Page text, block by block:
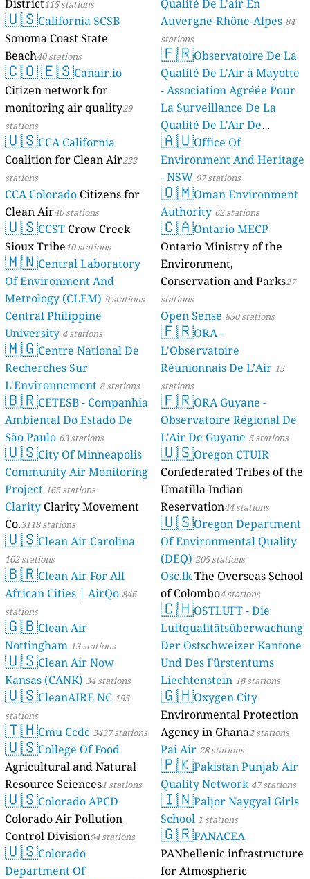
District115 stations
🇺🇸California SCSB
Sonoma Coast State
Beach40 stations
🇨🇴🇪🇸Canair.io
Citizen network for
monitoring air quality29
stations
🇺🇸CCA California
Coalition for Clean Air222
stations
CCA Colorado Citizens for
Clean Air40 stations
🇺🇸CCST Crow Creek
Sioux Tribe10 stations
🇲🇳Central Laboratory
Of Environment And
Metrology (CLEM) 9 stations
Central Philippine
University 4 stations
🇲🇬Centre National De
Recherches Sur
L'Environnement 8 stations
🇧🇷CETESB - Companhia
Ambiental Do Estado De
São Paulo 63 stations
🇺🇸City Of Minneapolis
Community Air Monitoring
Project 165 stations
Clarity Clarity Movement
Co.3118 stations
🇺🇸Clean Air Carolina
102 stations
🇧🇷Clean Air For All
African Cities | AirQo 846
stations
🇬🇧Clean Air
Nottingham 13 stations
🇺🇸Clean Air Now
Kansas (CANK) 34 stations
🇺🇸CleanAIRE NC 195
stations
🇹🇭Cmu Ccdc 3437 stations
🇺🇸College Of Food
Agricultural and Natural
Resource Sciences1 stations
🇺🇸Colorado APCD
Colorado Air Pollution
Control Division94 stations
🇺🇸Colorado
Department Of
Qualité De L'air En
Auvergne-Rhône-Alpes 84
stations
🇫🇷Observatoire De La
Qualité De L'Air à Mayotte
- Association Agréée Pour
La Surveillance De La
Qualité De L'Air De
Mayotte 4 stations
🇦🇺Office Of
Environment And Heritage
- NSW 97 stations
🇴🇲Oman Environment
Authority 62 stations
🇨🇦Ontario MECP
Ontario Ministry of the
Environment,
Conservation and Parks27
stations
Open Sense 850 stations
🇫🇷ORA -
L'Observatoire
Réunionnais De L’Air 15
stations
🇫🇷ORA Guyane -
Observatoire Régional De
L'Air De Guyane 5 stations
🇺🇸Oregon CTUIR
Confederated Tribes of the
Umatilla Indian
Reservation44 stations
🇺🇸Oregon Department
Of Environmental Quality
(DEQ) 205 stations
Osc.lkThe Overseas School
of Colombo4 stations
🇨🇭OSTLUFT - Die
Luftqualitätsüberwachung
Der Ostschweizer Kantone
Und Des Fürstentums
Liechtenstein 18 stations
🇬🇭Oxygen City
Environmental Protection
Agency in Ghana2 stations
Pai Air 28 stations
🇵🇰Pakistan Punjab Air
Quality Network 47 stations
🇮🇳Paljor Naygyal Girls
School 1 stations
🇬🇷PANACEA
PANhellenic infrastructure
for Atmospheric